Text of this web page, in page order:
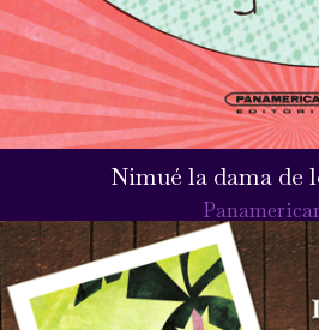
Nimué la dama de